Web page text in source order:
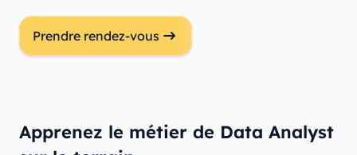
Prendre rendez-vous
Apprenez le métier de Data Analyst